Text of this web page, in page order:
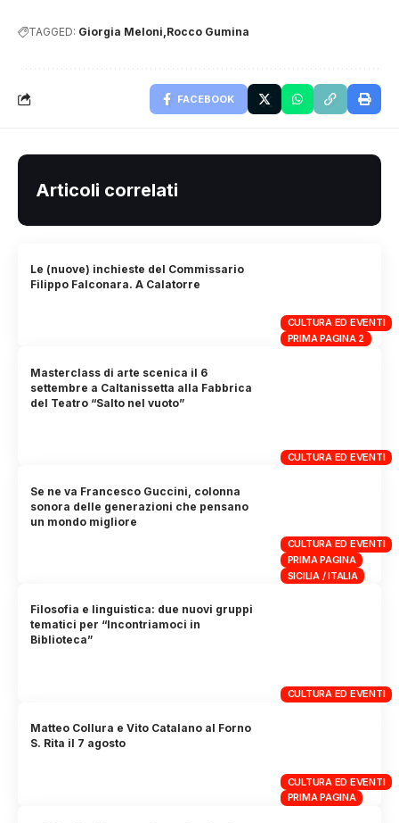
TAGGED: Giorgia Meloni Rocco Gumina
FACEBOOK
Articoli correlati
CULTURA ED EVENTI
PRIMA PAGINA 2
Le (nuove) inchieste del Commissario
Filippo Falconara. A Calatorre
CULTURA ED EVENTI
Masterclass di arte scenica il 6
settembre a Caltanissetta alla Fabbrica
del Teatro “Salto nel vuoto”
CULTURA ED EVENTI
PRIMA PAGINA
SICILIA / ITALIA
Se ne va Francesco Guccini, colonna
sonora delle generazioni che pensano
un mondo migliore
CULTURA ED EVENTI
Filosofia e linguistica: due nuovi gruppi
tematici per “Incontriamoci in
Biblioteca”
CULTURA ED EVENTI
PRIMA PAGINA
Matteo Collura e Vito Catalano al Forno
S. Rita il 7 agosto